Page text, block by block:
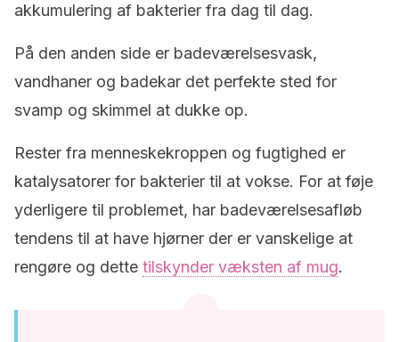
akkumulering af bakterier fra dag til dag.
På den anden side er badeværelsesvask,
vandhaner og badekar det perfekte sted for
svamp og skimmel at dukke op.
Rester fra menneskekroppen og fugtighed er
katalysatorer for bakterier til at vokse. For at føje
yderligere til problemet, har badeværelsesafløb
tendens til at have hjørner der er vanskelige at
rengøre og dette tilskynder væksten af mug.